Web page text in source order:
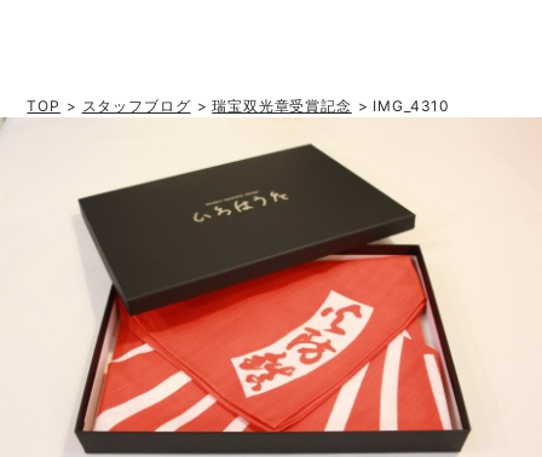
TOP > スタッフブログ >瑞宝双光章受賞記念 > IMG_4310